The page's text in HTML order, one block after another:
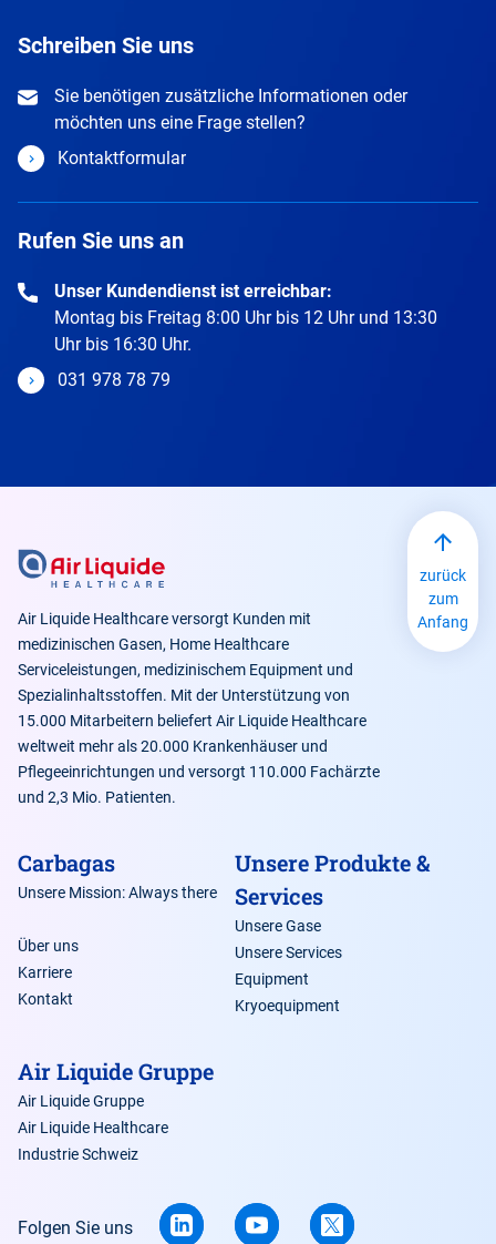
Schreiben Sie uns
Sie benötigen zusätzliche Informationen oder
möchten uns eine Frage stellen?
Kontaktformular
Rufen Sie uns an
Unser Kundendienst ist erreichbar:
Montag bis Freitag 8:00 Uhr bis 12 Uhr und 13:30
Uhr bis 16:30 Uhr.
031 978 78 79
Air Liquide Healthcare versorgt Kunden mit
medizinischen Gasen, Home Healthcare
Serviceleistungen, medizinischem Equipment und
Spezialinhaltsstoffen. Mit der Unterstützung von
15.000 Mitarbeitern beliefert Air Liquide Healthcare
weltweit mehr als 20.000 Krankenhäuser und
Pflegeeinrichtungen und versorgt 110.000 Fachärzte
und 2,3 Mio. Patienten.
Carbagas
Unsere Mission: Always there
Über uns
Karriere
Kontakt
Unsere Produkte &
Services
Unsere Gase
Unsere Services
Equipment
Kryoequipment
Air Liquide Gruppe
Air Liquide Gruppe
Air Liquide Healthcare
Industrie Schweiz
Folgen Sie uns
zurück
zum
Anfang